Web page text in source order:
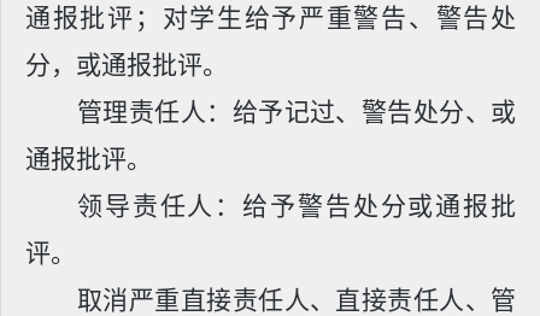
通报批评；对学生给予严重警告、警告处
分，或通报批评。
管理责任人：给予记过、警告处分、或
通报批评。
领导责任人：给予警告处分或通报批
评。
取消严重直接责任人、直接责任人、管